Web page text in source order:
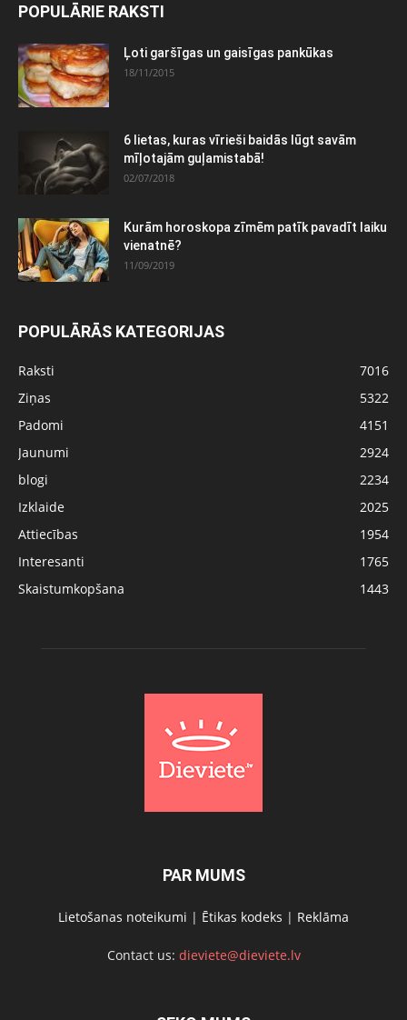
POPULĀRIE RAKSTI
Ļoti garšīgas un gaisīgas pankūkas
18/11/2015
6 lietas, kuras vīrieši baidās lūgt savām
mīļotajām guļamistabā!
02/07/2018
Kurām horoskopa zīmēm patīk pavadīt laiku
vienatnē?
11/09/2019
POPULĀRĀS KATEGORIJAS
Raksti
7016
Ziņas
5322
Padomi
4151
Jaunumi
2924
blogi
2234
Izklaide
2025
Attiecības
1954
Interesanti
1765
Skaistumkopšana
1443
PAR MUMS
Lietošanas noteikumi | Ētikas kodeks | Reklāma
Contact us: dieviete@dieviete.lv